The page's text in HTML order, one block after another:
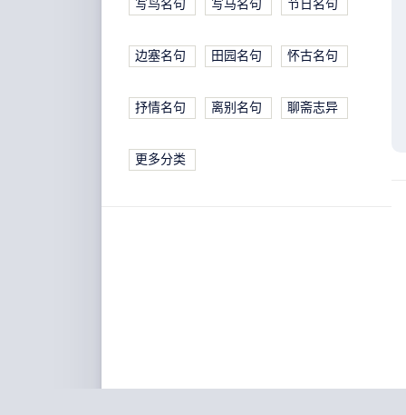
写鸟名句 写马名句 节日名句
边塞名句 田园名句 怀古名句
抒情名句 离别名句 聊斋志异
更多分类